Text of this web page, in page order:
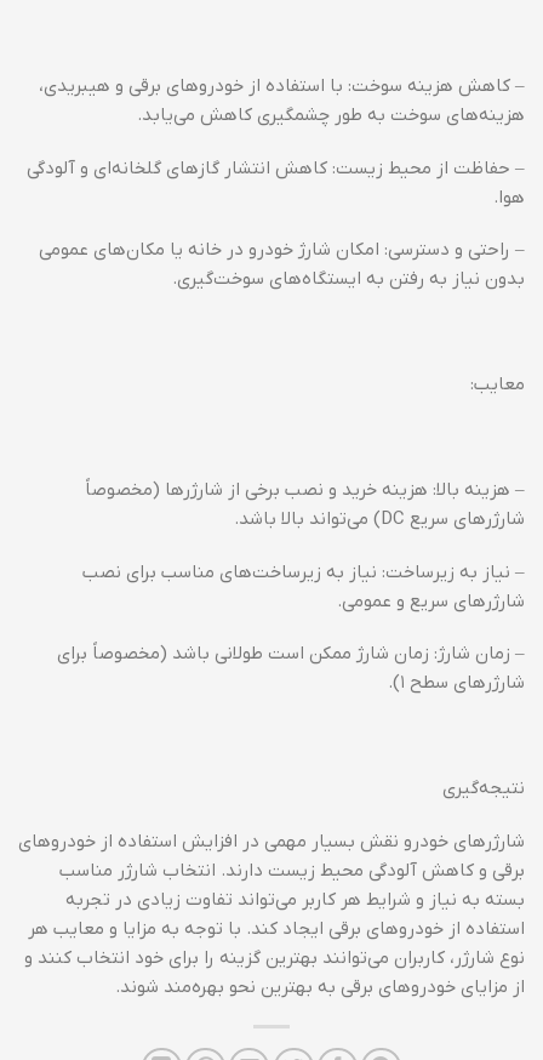
– کاهش هزینه سوخت: با استفاده از خودروهای برقی و هیبریدی،
هزینه‌های سوخت به طور چشمگیری کاهش می‌یابد.
– حفاظت از محیط زیست: کاهش انتشار گازهای گلخانه‌ای و آلودگی
هوا.
– راحتی و دسترسی: امکان شارژ خودرو در خانه یا مکان‌های عمومی
بدون نیاز به رفتن به ایستگاه‌های سوخت‌گیری.
معایب:
– هزینه بالا: هزینه خرید و نصب برخی از شارژرها (مخصوصاً
شارژرهای سریع DC) می‌تواند بالا باشد.
– نیاز به زیرساخت: نیاز به زیرساخت‌های مناسب برای نصب
شارژرهای سریع و عمومی.
– زمان شارژ: زمان شارژ ممکن است طولانی باشد (مخصوصاً برای
شارژرهای سطح ۱).
نتیجه‌گیری
شارژرهای خودرو نقش بسیار مهمی در افزایش استفاده از خودروهای
برقی و کاهش آلودگی محیط زیست دارند. انتخاب شارژر مناسب
بسته به نیاز و شرایط هر کاربر می‌تواند تفاوت زیادی در تجربه
استفاده از خودروهای برقی ایجاد کند. با توجه به مزایا و معایب هر
نوع شارژر، کاربران می‌توانند بهترین گزینه را برای خود انتخاب کنند و
از مزایای خودروهای برقی به بهترین نحو بهره‌مند شوند.